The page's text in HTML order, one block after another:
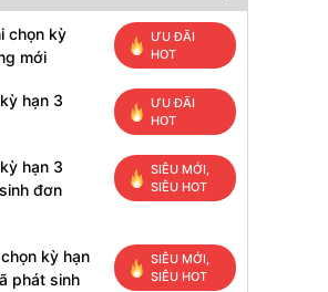
chọn kỳ
mới
ƯU ĐÃI
HOT
hạn 3
ƯU ĐÃI
HOT
hạn 3
đơn
SIÊU MỚI,
SIÊU HOT
kỳ hạn
phát sinh
SIÊU MỚI,
SIÊU HOT